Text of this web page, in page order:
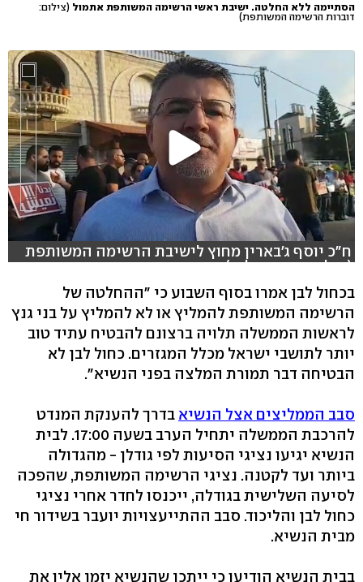
הסתיימה ללא החלטה. ישיבת ראשי הרשימה המשותפת אתמול (צילום:
דוברות הרשימה המשותפת)
ח"כ יוסף ג'בארין מחוץ לישיבת הרשימה המשותפת
(צילום: חסן שעלאן)
בכחול לבן אמרו בסוף השבוע כי "ההחלטה של
הרשימה המשותפת להמליץ או לא להמליץ על בני גנץ
לראשות הממשלה תלויה ברצונם להבטיח עתיד טוב
יותר לתושבי ישראל מכלל המגזרים. כחול לבן לא
הבטיחה דבר תמורת המלצה בפני הנשיא".
סבב הממליצים אצל הנשיא בדרך להענקת המנדט
להרכבת הממשלה יתחיל הערב בשעה 17:00. לבית
הנשיא יגיעו נציגי הסיעות לפי גודלן - מהגדולה
ביותר ועד לקטנה. נציגי הרשימה המשותפת, שהפכה
לסיעה השלישית בגודלה, ייכנסו לחדר אחרי נציגי
כחול לבן והליכוד. סבב ההתייעצויות יועבר בשידור חי
מבית הנשיא.
בבית הנשיא הודיעו כי ייתכן שהנשיא יזמן אליו את